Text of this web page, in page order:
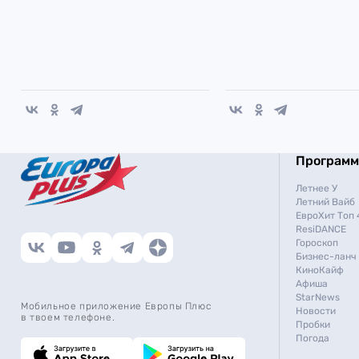
Мобильное приложение Европы Плюс
в твоем телефоне.
Летнее У
Летний Вайб
ЕвроХит Топ
ResiDANCE
Гороскоп
Бизнес-ланч
КиноКайф
Афиша
StarNews
Новости
Пробки
Погода